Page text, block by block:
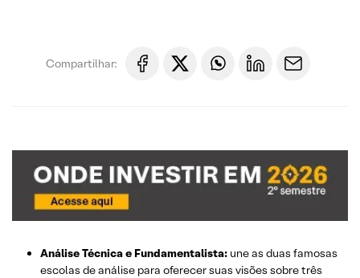
Compartilhar:
Análise Técnica e Fundamentalista: une as duas famosas
escolas de análise para oferecer suas visões sobre três